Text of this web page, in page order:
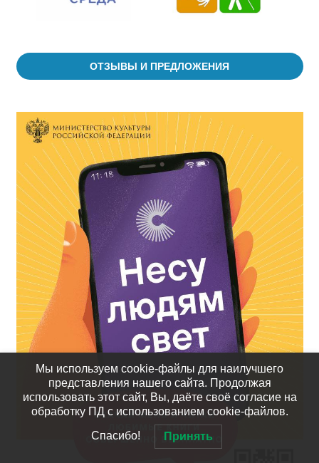
ОТЗЫВЫ И ПРЕДЛОЖЕНИЯ
Мы используем cookie-файлы для наилучшего
представления нашего сайта. Продолжая
использовать этот сайт, Вы, даёте своё согласие на
обработку ПД с использованием cookie-файлов.
Спасибо! Принять